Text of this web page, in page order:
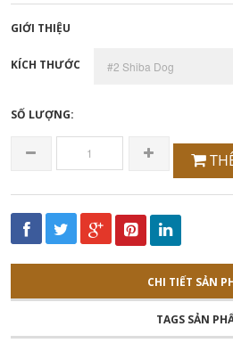
GIỚI THIỆU
KÍCH THƯỚC
SỐ LƯỢNG:
CHI TIẾT SẢN
TAGS SẢN